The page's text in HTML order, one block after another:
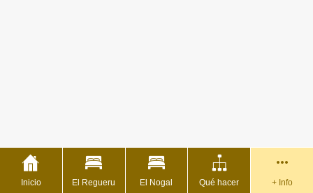
Inicio El Regueru El Nogal Qué hacer + Info